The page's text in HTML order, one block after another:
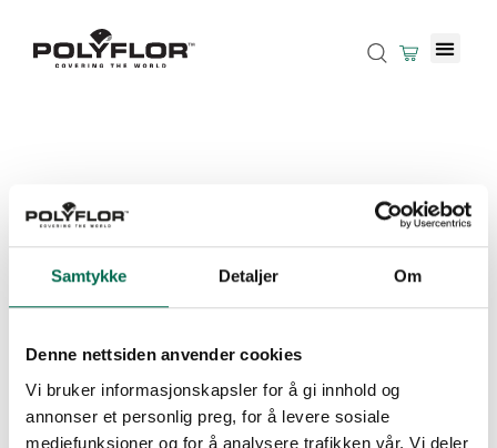
Samtykke Detaljer Om
Denne nettsiden anvender cookies
Vi bruker informasjonskapsler for å gi innhold og
annonser et personlig preg, for å levere sosiale
mediefunksjoner og for å analysere trafikken vår. Vi deler